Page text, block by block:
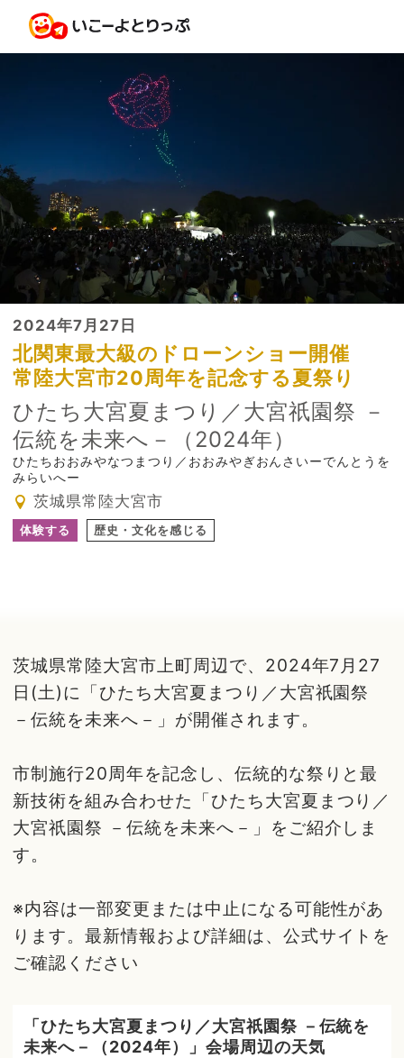
2024年7月27日
北関東最大級のドローンショー開催
常陸大宮市20周年を記念する夏祭り
ひたち大宮夏まつり／大宮祇園祭 －
伝統を未来へ－（2024年）
ひたちおおみやなつまつり／おおみやぎおんさいーでんとうを
みらいへー
茨城県常陸大宮市
体験する 歴史・文化を感じる
茨城県常陸大宮市上町周辺で、2024年7月27
日(土)に「ひたち大宮夏まつり／大宮祇園祭
－伝統を未来へ－」が開催されます。
市制施行20周年を記念し、伝統的な祭りと最
新技術を組み合わせた「ひたち大宮夏まつり／
大宮祇園祭 －伝統を未来へ－」をご紹介しま
す。
※内容は一部変更または中止になる可能性があ
ります。最新情報および詳細は、公式サイトを
ご確認ください
「ひたち大宮夏まつり／大宮祇園祭 －伝統を
未来へ－（2024年）」会場周辺の天気